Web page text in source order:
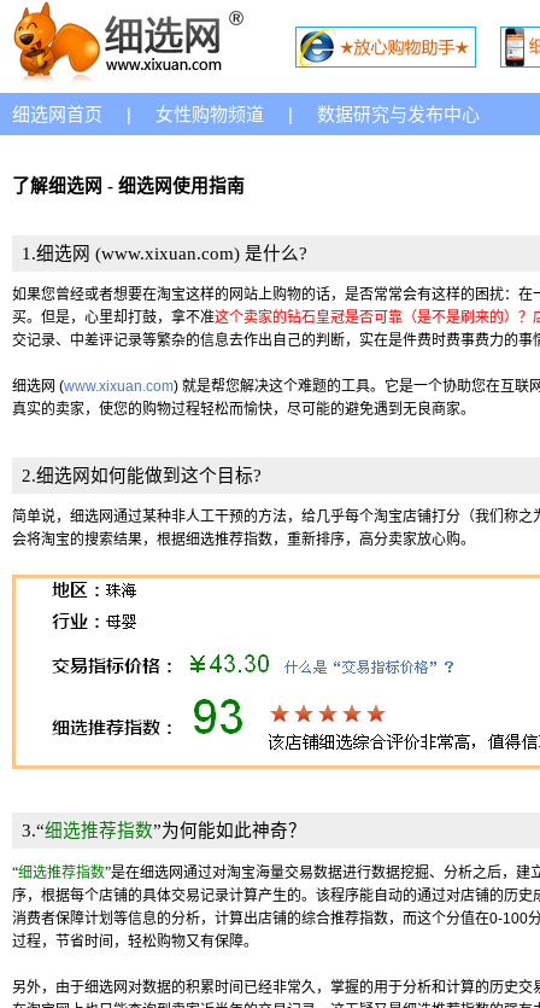
细选网首页 | 女性购物频道 | 数据研究与发布中心
了解细选网 - 细选网使用指南
1.细选网 (www.xixuan.com) 是什么?
如果您曾经或者想要在淘宝这样的网站上购物的话，是否常常会有这样的困扰：
买。但是，心里却打鼓，拿不准这个卖家的钻石皇冠是否可靠（是不是刷来的）？
交记录、中差评记录等繁杂的信息去作出自己的判断，实在是件费时费事费力的事
细选网 (www.xixuan.com) 就是帮您解决这个难题的工具。它是一个协助您在互
真实的卖家，使您的购物过程轻松而愉快，尽可能的避免遇到无良商家。
2.细选网如何能做到这个目标?
简单说，细选网通过某种非人工干预的方法，给几乎每个淘宝店铺打分（我们称之
会将淘宝的搜索结果，根据细选推荐指数，重新排序，高分卖家放心购。
3.“细选推荐指数”为何能如此神奇？
“细选推荐指数”是在细选网通过对淘宝海量交易数据进行数据挖掘、分析之后，
序，根据每个店铺的具体交易记录计算产生的。该程序能自动的通过对店铺的历
消费者保障计划等信息的分析，计算出店铺的综合推荐指数，而这个分值在0-100
过程，节省时间，轻松购物又有保障。
另外，由于细选网对数据的积累时间已经非常久，掌握的用于分析和计算的历史